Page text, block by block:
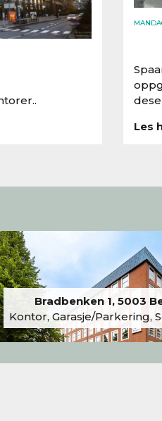
Les
Bradbenken 1, 5003
Kontor, Garasje/Parkering, Serveringslokale/Kantine,